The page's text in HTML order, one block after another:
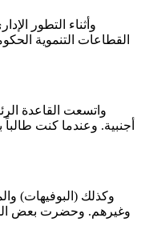
القطاعات التنموية
واتسعت القاعدة
أجنبية. وعندما كنت
وكذلك (البوفيهات)